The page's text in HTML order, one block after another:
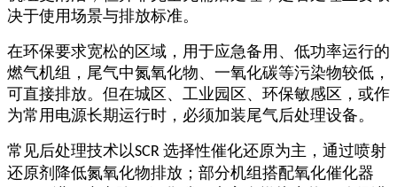
决于使用场景与排放标准。
在环保要求宽松的区域，用于应急备用、低功率运行的
燃气机组，尾气中氮氧化物、一氧化碳等污染物较低，
可直接排放。但在城区、工业园区、环保敏感区，或作
为常用电源长期运行时，必须加装尾气后处理设备。
常见后处理技术以SCR 选择性催化还原为主，通过喷射
还原剂降低氮氧化物排放；部分机组搭配氧化催化器